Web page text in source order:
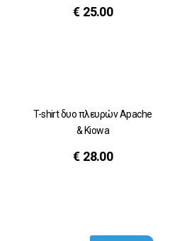
€ 25.00
T-shirt δυο πλευρών Αpache
& Kiowa
€ 28.00